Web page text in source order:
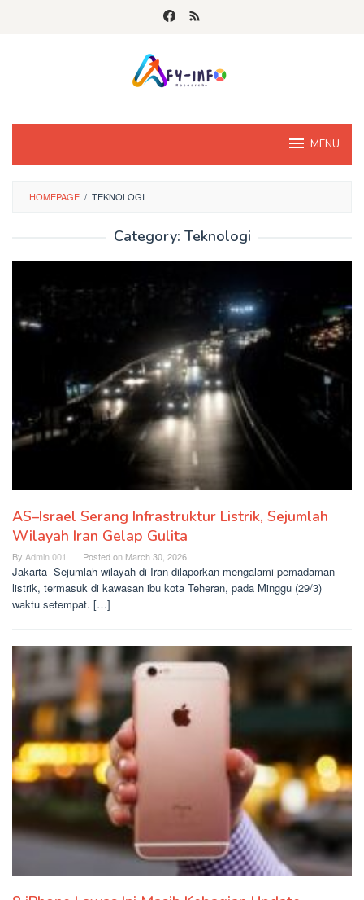
MENU
HOMEPAGE / TEKNOLOGI
Category: Teknologi
AS–Israel Serang Infrastruktur Listrik, Sejumlah
Wilayah Iran Gelap Gulita
By Admin 001 Posted on March 30, 2026
Jakarta -Sejumlah wilayah di Iran dilaporkan mengalami pemadaman
listrik, termasuk di kawasan ibu kota Teheran, pada Minggu (29/3)
waktu setempat. […]